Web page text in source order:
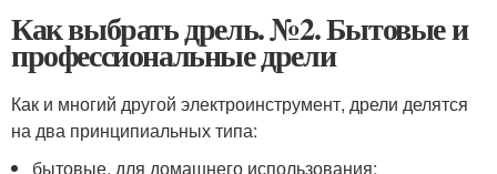
Как выбрать дрель. №2. Бытовые и
профессиональные дрели
Как и многий другой электроинструмент, дрели делятся
на два принципиальных типа:
бытовые, для домашнего использования;